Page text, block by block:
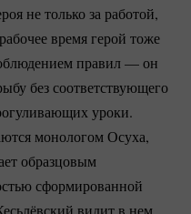
не только за работой,
время герой тоже
правил — он
без соответствующего
уроки.
монологом Осуха,
образцовым
сформированной
видит в нем